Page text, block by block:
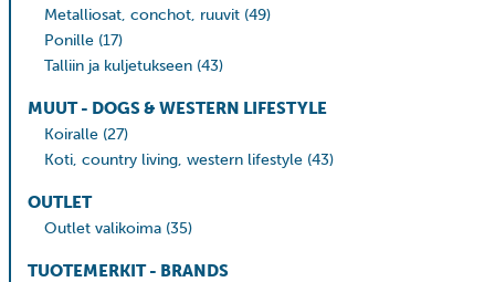
Metalliosat, conchot, ruuvit (49)
Ponille (17)
Talliin ja kuljetukseen (43)
MUUT - DOGS & WESTERN LIFESTYLE
Koiralle (27)
Koti, country living, western lifestyle (43)
OUTLET
Outlet valikoima (35)
TUOTEMERKIT - BRANDS